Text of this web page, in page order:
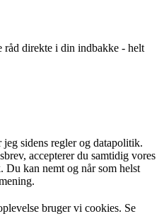
direkte i din indbakke - helt
sidens regler og datapolitik.
accepterer du samtidig vores
kan nemt og når som helst
bruger vi cookies. Se